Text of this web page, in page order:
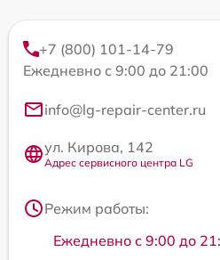
+7 (800) 101-14-79
Ежедневно с 9:00 до 21:00
info@lg-repair-center.ru
ул. Кирова, 142
Адрес сервисного центра LG
Режим работы:
Ежедневно с 9:00 до